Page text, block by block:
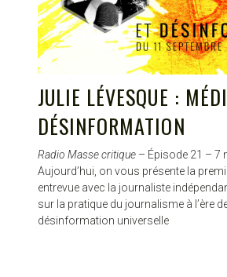
JULIE LÉVESQUE :
DÉSINFORMATION
Radio Masse critique – Épisode 21 – 7
Aujourd’hui, on vous présente la
entrevue avec la journaliste
sur la pratique du journalisme à l’ère
désinformation universelle